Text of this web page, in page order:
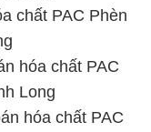
chất PAC Phèn
hóa chất PAC
Long
hóa chất PAC